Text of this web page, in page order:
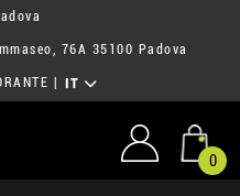
76A 35100 Padova
IT
0